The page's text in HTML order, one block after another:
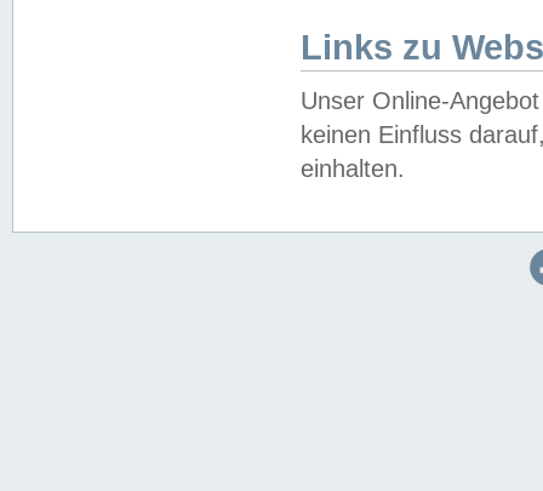
Links zu
Unser Online-
keinen Einfluss
einhalten.